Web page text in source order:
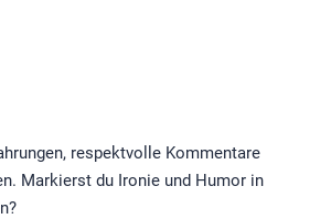
respektvolle Kommentare
Markierst du Ironie und Humor in